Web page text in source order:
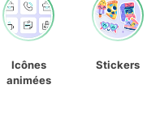
Icônes
animées
Stickers